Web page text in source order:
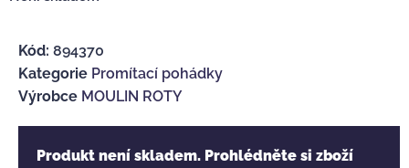
Kód: 894370
Kategorie Promítací pohádky
Výrobce MOULIN ROTY
Produkt není skladem. Prohlédněte si zboží